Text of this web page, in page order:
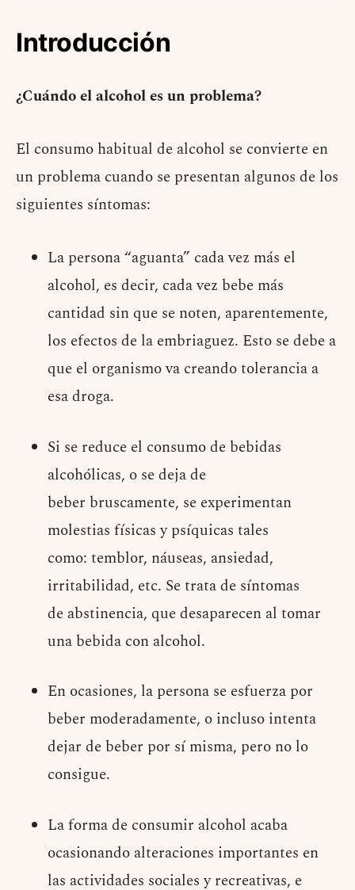
Introducción
¿Cuándo el alcohol es un problema?
El consumo habitual de alcohol se convierte en
un problema cuando se presentan algunos de los
siguientes síntomas:
La persona “aguanta” cada vez más el
alcohol, es decir, cada vez bebe más
cantidad sin que se noten, aparentemente,
los efectos de la embriaguez. Esto se debe a
que el organismo va creando tolerancia a
esa droga.
Si se reduce el consumo de bebidas
alcohólicas, o se deja de
beber bruscamente, se experimentan
molestias físicas y psíquicas tales
como: temblor, náuseas, ansiedad,
irritabilidad, etc. Se trata de síntomas
de abstinencia, que desaparecen al tomar
una bebida con alcohol.
En ocasiones, la persona se esfuerza por
beber moderadamente, o incluso intenta
dejar de beber por sí misma, pero no lo
consigue.
La forma de consumir alcohol acaba
ocasionando alteraciones importantes en
las actividades sociales y recreativas, e